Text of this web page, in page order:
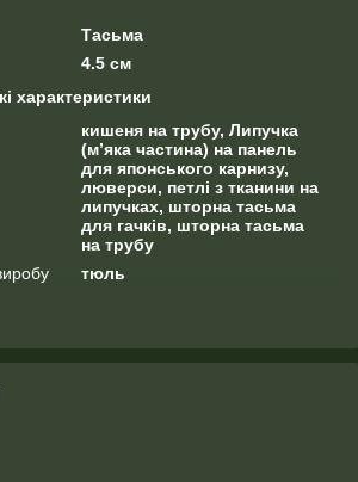
Тасьма
4.5 см
характеристики
кишеня на трубу, Липучка
(м’яка частина) на панель
для японського карнизу,
люверси, петлі з тканини на
липучках, шторна тасьма
для гачків, шторна тасьма
на трубу
тюль